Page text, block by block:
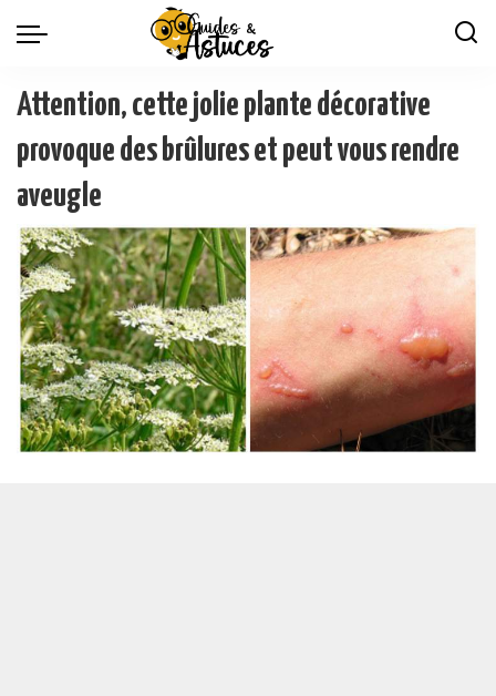
Attention, cette jolie plante décorative
provoque des brûlures et peut vous rendre
aveugle